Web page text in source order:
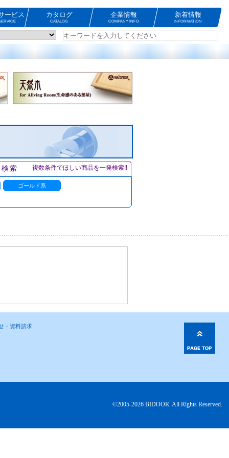
ービス カタログ
CATALOG
企業情報
COMPANY INFO
新着情報
INFORMATION
索 複数条件でほしい商品を一発検索!!
ゴールド系
・資料請求
©2005-2026 BIDOOR. All Rights Reserved.